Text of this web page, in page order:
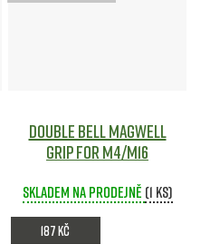
Double Bell Magwell
Grip for M4/M16
Skladem na prodejně (1 ks)
187 Kč